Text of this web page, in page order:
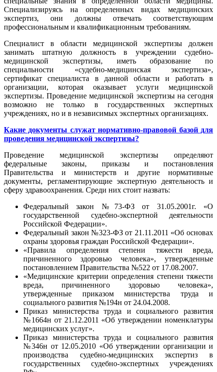
Специализируясь на определенных видах медицинских
экспертиз, они должны отвечать соответствующим
профессиональным и квалификационным требованиям.
Специалист в области медицинской экспертизы должен
занимать штатную должность в учреждении судебно-
медицинской экспертизы, иметь образование по
специальности «судебно-медицинская экспертиза»,
сертификат специалиста в данной области и работать в
организации, которая оказывает услуги медицинской
экспертизы. Проведение медицинской экспертизы на сегодня
возможно не только в государственных экспертных
учреждениях, но и в независимых экспертных организациях.
Какие документы служат нормативно-правовой базой для
проведения медицинской экспертизы?
Проведение медицинской экспертизы определяют
федеральные законы, приказы и постановления
Правительства и министерств и другие нормативные
документы, регламентирующие экспертную деятельность и
сферу здравоохранения. Среди них стоит назвать:
Федеральный закон №73-ФЗ от 31.05.2001г. «О
государственной судебно-экспертной деятельности
Российской Федерации».
Федеральный закон №323-ФЗ от 21.11.2011 «Об основах
охраны здоровья граждан Российской Федерации».
«Правила определения степени тяжести вреда,
причиненного здоровью человека», утвержденные
постановлением Правительства №522 от 17.08.2007.
«Медицинские критерии определения степени тяжести
вреда, причиненного здоровью человека»,
утвержденные приказом министерства труда и
социального развития №194н от 24.04.2008.
Приказ министерства труда и социального развития
№1664н от 21.12.2011 «Об утверждении номенклатуры
медицинских услуг».
Приказ министерства труда и социального развития
№346н от 12.05.2010 «Об утверждении организации и
производства судебно-медицинских экспертиз в
государственных судебно-экспертных учреждениях